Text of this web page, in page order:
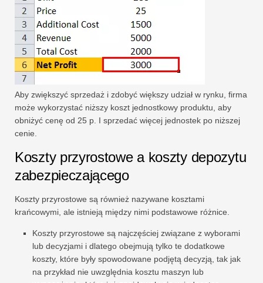
Aby zwiększyć sprzedaż i zdobyć większy udział w rynku, firma
może wykorzystać niższy koszt jednostkowy produktu, aby
obniżyć cenę od 25 р. I sprzedać więcej jednostek po niższej
cenie.
Koszty przyrostowe a koszty depozytu
zabezpieczającego
Koszty przyrostowe są również nazywane kosztami
krańcowymi, ale istnieją między nimi podstawowe różnice.
Koszty przyrostowe są najczęściej związane z wyborami
lub decyzjami i dlatego obejmują tylko te dodatkowe
koszty, które były spowodowane podjętą decyzją, tak jak
na przykład nie uwzględnia kosztu maszyn lub